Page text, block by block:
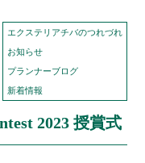
エクステリアチバのつれづれ
お知らせ
プランナーブログ
新着情報
2023 授賞式